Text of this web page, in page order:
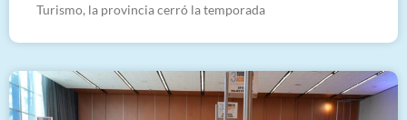
Turismo, la provincia cerró la temporada